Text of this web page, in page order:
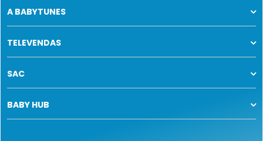
A BABYTUNES
TELEVENDAS
SAC
BABY HUB